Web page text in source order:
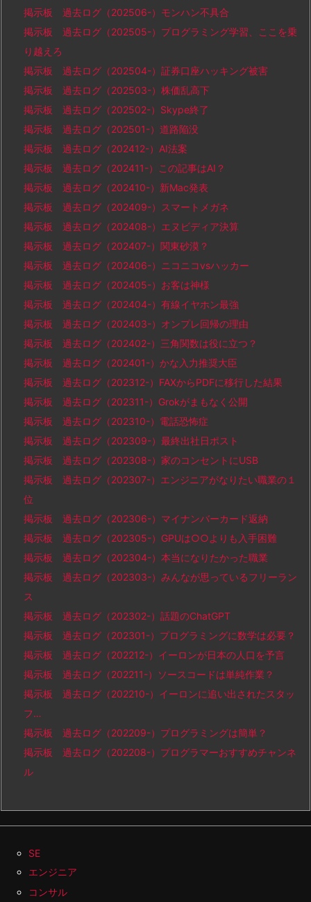
掲示板 過去ログ（202506-）モンハン不具合
掲示板 過去ログ（202505-）プログラミング学習、ここを乗
り越えろ
掲示板 過去ログ（202504-）証券口座ハッキング被害
掲示板 過去ログ（202503-）株価乱高下
掲示板 過去ログ（202502-）Skype終了
掲示板 過去ログ（202501-）道路陥没
掲示板 過去ログ（202412-）AI法案
掲示板 過去ログ（202411-）この記事はAI？
掲示板 過去ログ（202410-）新Mac発表
掲示板 過去ログ（202409-）スマートメガネ
掲示板 過去ログ（202408-）エヌビディア決算
掲示板 過去ログ（202407-）関東砂漠？
掲示板 過去ログ（202406-）ニコニコvsハッカー
掲示板 過去ログ（202405-）お客は神様
掲示板 過去ログ（202404-）有線イヤホン最強
掲示板 過去ログ（202403-）オンプレ回帰の理由
掲示板 過去ログ（202402-）三角関数は役に立つ？
掲示板 過去ログ（202401-）かな入力推奨大臣
掲示板 過去ログ（202312-）FAXからPDFに移行した結果
掲示板 過去ログ（202311-）Grokがまもなく公開
掲示板 過去ログ（202310-）電話恐怖症
掲示板 過去ログ（202309-）最終出社日ポスト
掲示板 過去ログ（202308-）家のコンセントにUSB
掲示板 過去ログ（202307-）エンジニアがなりたい職業の１
位
掲示板 過去ログ（202306-）マイナンバーカード返納
掲示板 過去ログ（202305-）GPUは○○よりも入手困難
掲示板 過去ログ（202304-）本当になりたかった職業
掲示板 過去ログ（202303-）みんなが思っているフリーラン
ス
掲示板 過去ログ（202302-）話題のChatGPT
掲示板 過去ログ（202301-）プログラミングに数学は必要？
掲示板 過去ログ（202212-）イーロンが日本の人口を予言
掲示板 過去ログ（202211-）ソースコードは単純作業？
掲示板 過去ログ（202210-）イーロンに追い出されたスタッ
フ…
掲示板 過去ログ（202209-）プログラミングは簡単？
掲示板 過去ログ（202208-）プログラマーおすすめチャンネ
ル
SE
エンジニア
コンサル